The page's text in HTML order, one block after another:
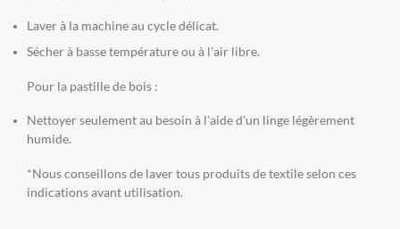
Laver à la machine au cycle délicat.
Sécher à basse température ou à l'air libre.
Pour la pastille de bois :
Nettoyer seulement au besoin à l'aide d'un linge légèrement
humide.
*Nous conseillons de laver tous produits de textile selon ces
indications avant utilisation.